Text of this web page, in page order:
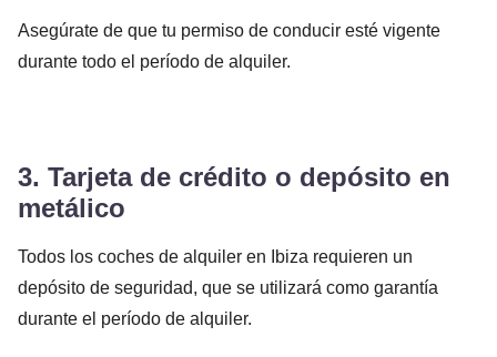
Asegúrate de que tu permiso de conducir esté vigente
durante todo el período de alquiler.
3. Tarjeta de crédito o depósito en
metálico
Todos los coches de alquiler en Ibiza requieren un
depósito de seguridad, que se utilizará como garantía
durante el período de alquiler.